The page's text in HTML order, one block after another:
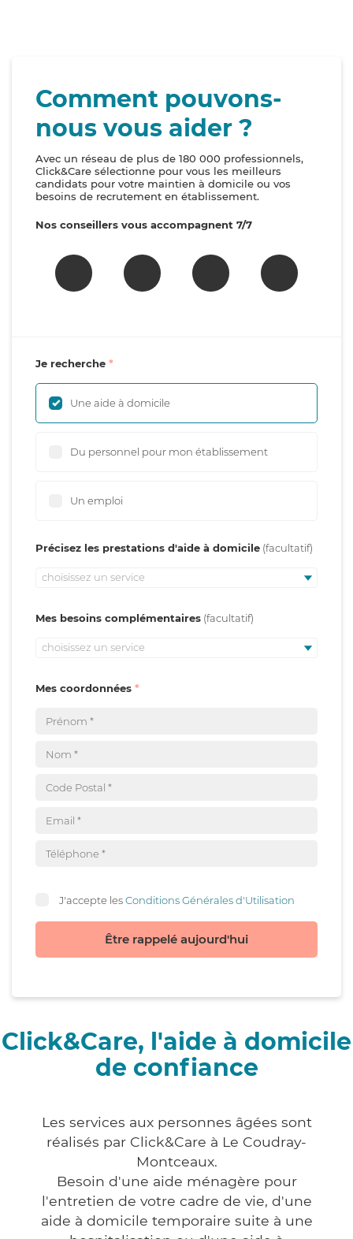
Comment pouvons-
nous vous aider ?
Avec un réseau de plus de 180 000 professionnels,
Click&Care sélectionne pour vous les meilleurs
candidats pour votre maintien à domicile ou vos
besoins de recrutement en établissement.
Nos conseillers vous accompagnent 7/7
Je recherche
Une aide à domicile
Du personnel pour mon établissement
Un emploi
Précisez les prestations d'aide à domicile
choisissez un service
Mes besoins complémentaires
choisissez un service
Mes coordonnées
J'accepte lesConditions Générales d'Utilisation
Être rappelé aujourd'hui
Click&Care, l'aide à domicile
de confiance
Les services aux personnes âgées sont
réalisés par Click&Care à Le Coudray-
Montceaux.
Besoin d'une aide ménagère pour
l'entretien de votre cadre de vie, d'une
aide à domicile temporaire suite à une